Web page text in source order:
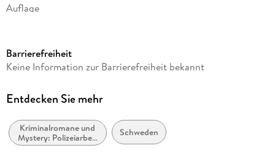
Auflage
Dateigröße
Laufzeit
Reihe
Opcop-Gruppe, 3
Barrierefreiheit
Keine Information zur Barrierefreiheit bekannt
Entdecken Sie mehr
Kriminalromane und
Mystery: Polizeiarbeit
& Forensik
Schweden